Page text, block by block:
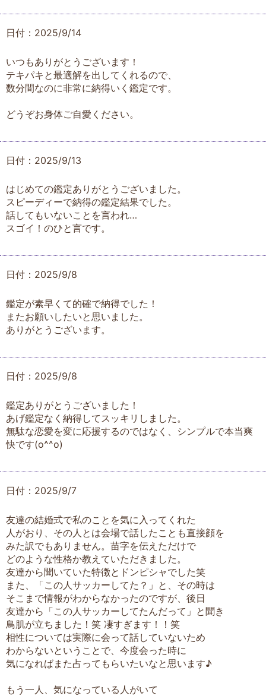
日付：2025/9/14
いつもありがとうございます！
テキパキと最適解を出してくれるので、
数分間なのに非常に納得いく鑑定です。
どうぞお身体ご自愛ください。
日付：2025/9/13
はじめての鑑定ありがとうございました。
スピーディーで納得の鑑定結果でした。
話してもいないことを言われ…
スゴイ！のひと言です。
日付：2025/9/8
鑑定が素早くて的確で納得でした！
またお願いしたいと思いました。
ありがとうございます。
日付：2025/9/8
鑑定ありがとうございました！
あげ鑑定なく納得してスッキリしました。
無駄な恋愛を変に応援するのではなく、シンプルで本当爽
快です(o^^o)
日付：2025/9/7
友達の結婚式で私のことを気に入ってくれた
人がおり、その人とは会場で話したことも直接顔を
みた訳でもありません。苗字を伝えただけで
どのような性格か教えていただきました。
友達から聞いていた特徴とドンピシャでした笑
また、「この人サッカーしてた？」と、その時は
そこまで情報がわからなかったのですが、後日
友達から「この人サッカーしてたんだって」と聞き
鳥肌が立ちました！笑 凄すぎます！！笑
相性については実際に会って話していないため
わからないということで、今度会った時に
気になればまた占ってもらいたいなと思います♪
もう一人、気になっている人がいて